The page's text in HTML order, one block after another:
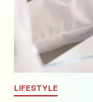
LIFESTYLE